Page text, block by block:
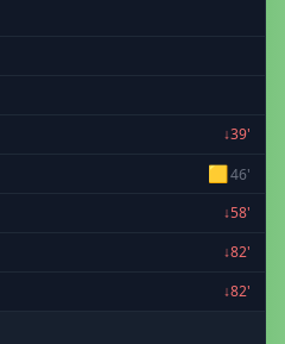
↓39'
🟨46'
↓58'
↓82'
↓82'